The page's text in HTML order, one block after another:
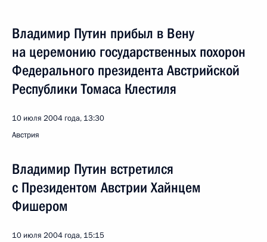
Владимир Путин прибыл в Вену
на церемонию государственных похорон
Федерального президента Австрийской
Республики Томаса Клестиля
10 июля 2004 года, 13:30
Австрия
Владимир Путин встретился
с Президентом Австрии Хайнцем
Фишером
10 июля 2004 года, 15:15